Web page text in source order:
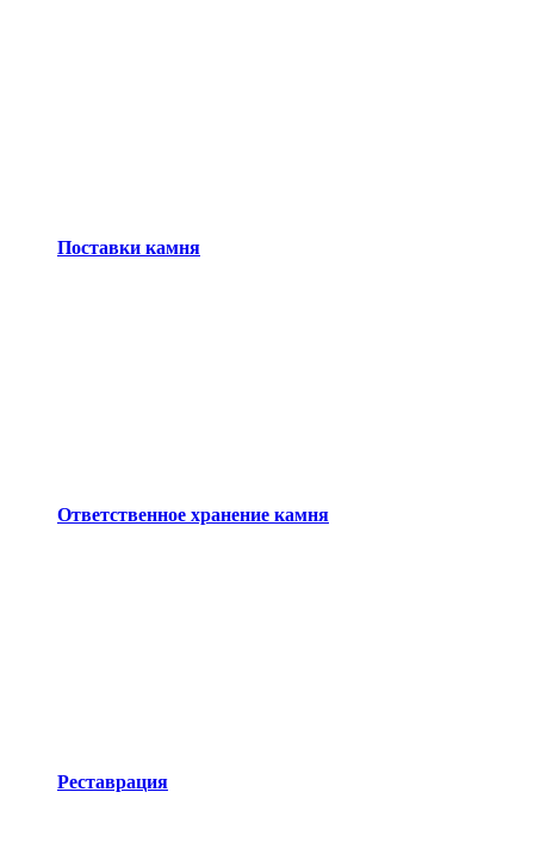
Поставки камня
Ответственное хранение камня
Реставрация